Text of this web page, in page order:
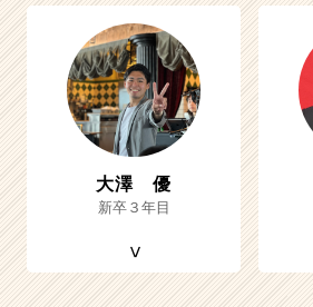
大澤 優
新卒３年目